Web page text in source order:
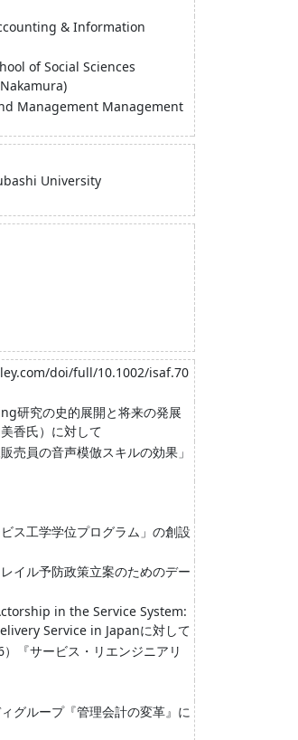
& Information
of Social Sciences
Management Management
University
doi/full/10.1002/isaf.70
研究の史的展開と将来の発展
香氏）に対して
売員の音声模倣スキルの効果」
ス工学学位プログラム」の創設
イル予防政策立案のためのデー
in the Service System:
Service in Japanに対して
『サービス・リエンジニアリ
グループ『管理会計の変革』に